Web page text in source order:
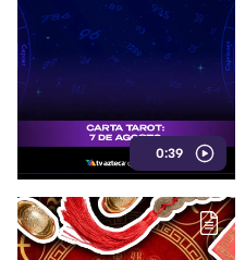
0:39